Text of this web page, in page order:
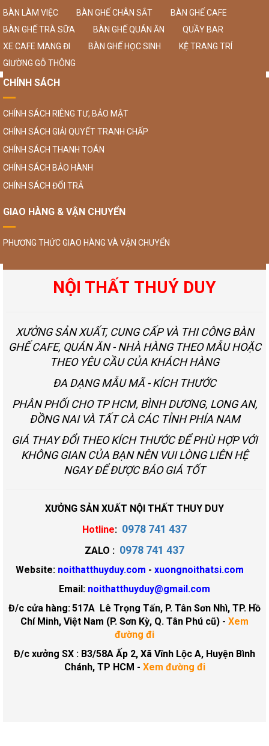
BÀN LÀM VIỆC BÀN GHẾ CHÂN SẮT
BÀN GHẾ CAFE
BÀN GHẾ TRÀ SỮA
BÀN GHẾ QUÁN ĂN
QUẦY BAR
XE CAFE MANG ĐI
BÀN GHẾ HỌC SINH
KỆ TRANG TRÍ
GIƯỜNG GỖ THÔNG
CHÍNH SÁCH
CHÍNH SÁCH RIÊNG TƯ, BẢO MẬT
CHÍNH SÁCH GIẢI QUYẾT TRANH CHẤP
CHÍNH SÁCH THANH TOÁN
CHÍNH SÁCH BẢO HÀNH
CHÍNH SÁCH ĐỔI TRẢ
GIAO HÀNG & VẬN CHUYỂN
PHƯƠNG THỨC GIAO HÀNG VÀ VẬN CHUYỂN
NỘI THẤT THUÝ DUY
XƯỞNG SẢN XUẤT, CUNG CẤP VÀ THI CÔNG BÀN
GHẾ CAFE, QUÁN ĂN - NHÀ HÀNG THEO MẪU HOẶC
THEO YÊU CẦU CỦA KHÁCH HÀNG
ĐA DẠNG MẪU MÃ - KÍCH THƯỚC
PHÂN PHỐI CHO TP HCM, BÌNH DƯƠNG, LONG AN,
ĐỒNG NAI VÀ TẤT CÀ CÁC TỈNH PHÍA NAM
GIÁ THAY ĐỔI THEO KÍCH THƯỚC ĐỂ PHÙ HỢP VỚI
KHÔNG GIAN CỦA BẠN NÊN VUI LÒNG LIÊN HỆ
NGAY ĐỂ ĐƯỢC BÁO GIÁ TỐT
XƯỞNG SẢN XUẤT NỘI THẤT THUY DUY
Hotline: 0978 741 437
ZALO : 0978 741 437
Website: noithatthuyduy.com - xuongnoithatsi.com
Email: noithatthuyduy@gmail.com
Đ/c cửa hàng:517A Lê Trọng Tấn, P. Tân Sơn Nhì, TP. Hồ
Chí Minh, Việt Nam (P. Sơn Kỳ, Q. Tân Phú cũ) - Xem
đường đi
Đ/c xưởng SX : B3/58A Ấp 2, Xã Vĩnh Lộc A, Huyện Bình
Chánh, TP HCM - Xem đường đi